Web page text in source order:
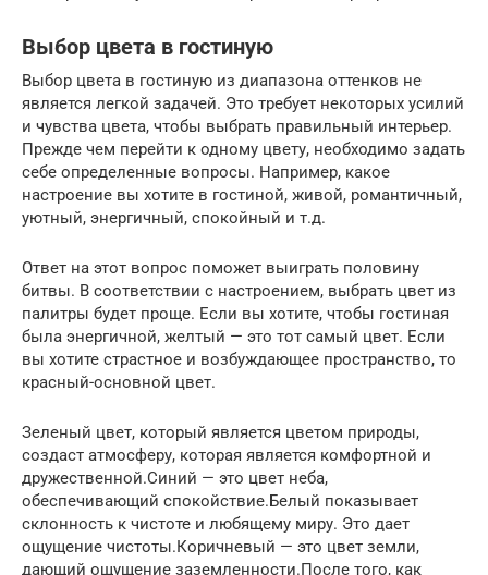
Выбор цвета в гостиную
Выбор цвета в гостиную из диапазона оттенков не
является легкой задачей. Это требует некоторых усилий
и чувства цвета, чтобы выбрать правильный интерьер.
Прежде чем перейти к одному цвету, необходимо задать
себе определенные вопросы. Например, какое
настроение вы хотите в гостиной, живой, романтичный,
уютный, энергичный, спокойный и т.д.
Ответ на этот вопрос поможет выиграть половину
битвы. В соответствии с настроением, выбрать цвет из
палитры будет проще. Если вы хотите, чтобы гостиная
была энергичной, желтый — это тот самый цвет. Если
вы хотите страстное и возбуждающее пространство, то
красный-основной цвет.
Зеленый цвет, который является цветом природы,
создаст атмосферу, которая является комфортной и
дружественной.Синий — это цвет неба,
обеспечивающий спокойствие.Белый показывает
склонность к чистоте и любящему миру. Это дает
ощущение чистоты.Коричневый — это цвет земли,
дающий ощущение заземленности.После того, как